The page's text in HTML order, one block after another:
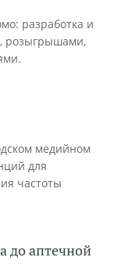
разработка и
розыгрышами,
медийном
для
частоты
до аптечной